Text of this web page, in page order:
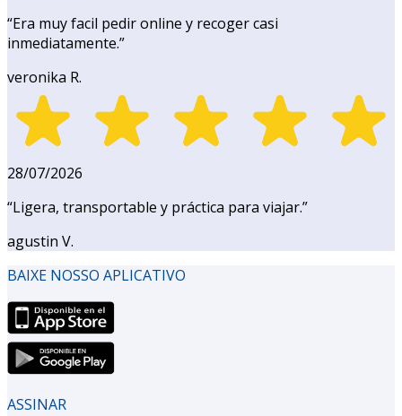
“Era muy facil pedir online y recoger casi
inmediatamente.”
veronika R.
28/07/2026
“Ligera, transportable y práctica para viajar.”
agustin V.
BAIXE NOSSO APLICATIVO
ASSINAR